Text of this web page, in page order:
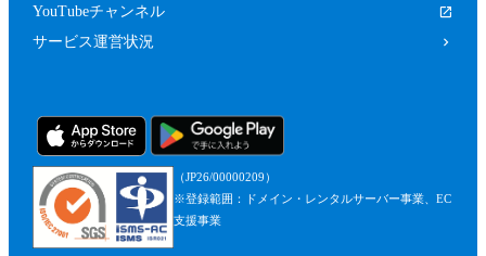
YouTubeチャンネル
サービス運営状況
（JP26/00000209）
※登録範囲：ドメイン・レンタルサーバー事業、EC
支援事業